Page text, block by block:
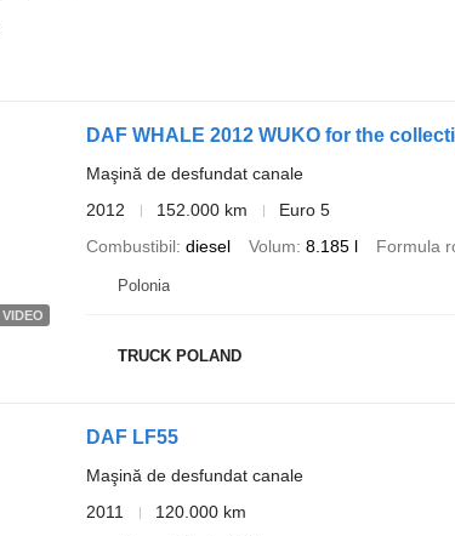
VIDEO
DAF WHALE 2012 WUKO for the
Maşină de desfundat canale
2012
152.000 km
Euro 5
Combustibil diesel Volum 8.185 l Formula
Polonia
TRUCK POLAND
DAF LF55
Maşină de desfundat canale
2011
120.000 km